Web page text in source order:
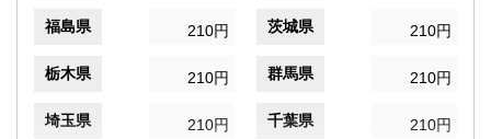
福島県 210円 茨城県 210円
栃木県 210円 群馬県 210円
埼玉県 210円 千葉県 210円